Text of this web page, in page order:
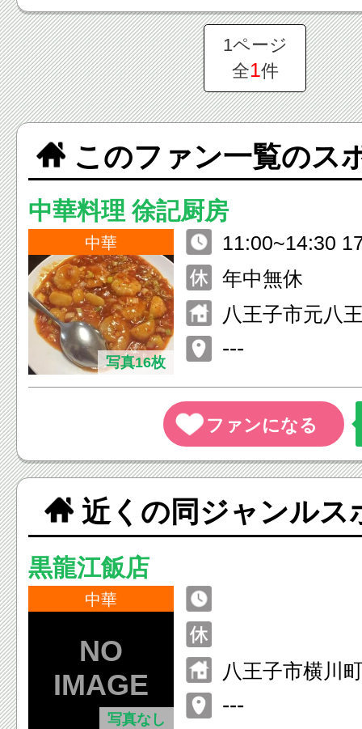
1ページ
全1件
このファン一覧のス
中華料理 徐記厨房
中華
写真16枚
11:00~14:30
年中無休
八王子市元八
---
近くの同ジャンルス
黒龍江飯店
中華
写真なし
八王子市横川
---